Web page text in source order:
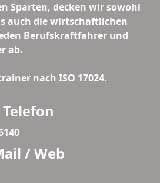
Sparten, decken wir sowohl
auch die wirtschaftlichen
Berufskraftfahrer und
ab.
nach ISO 17024.
Telefon
/ Web